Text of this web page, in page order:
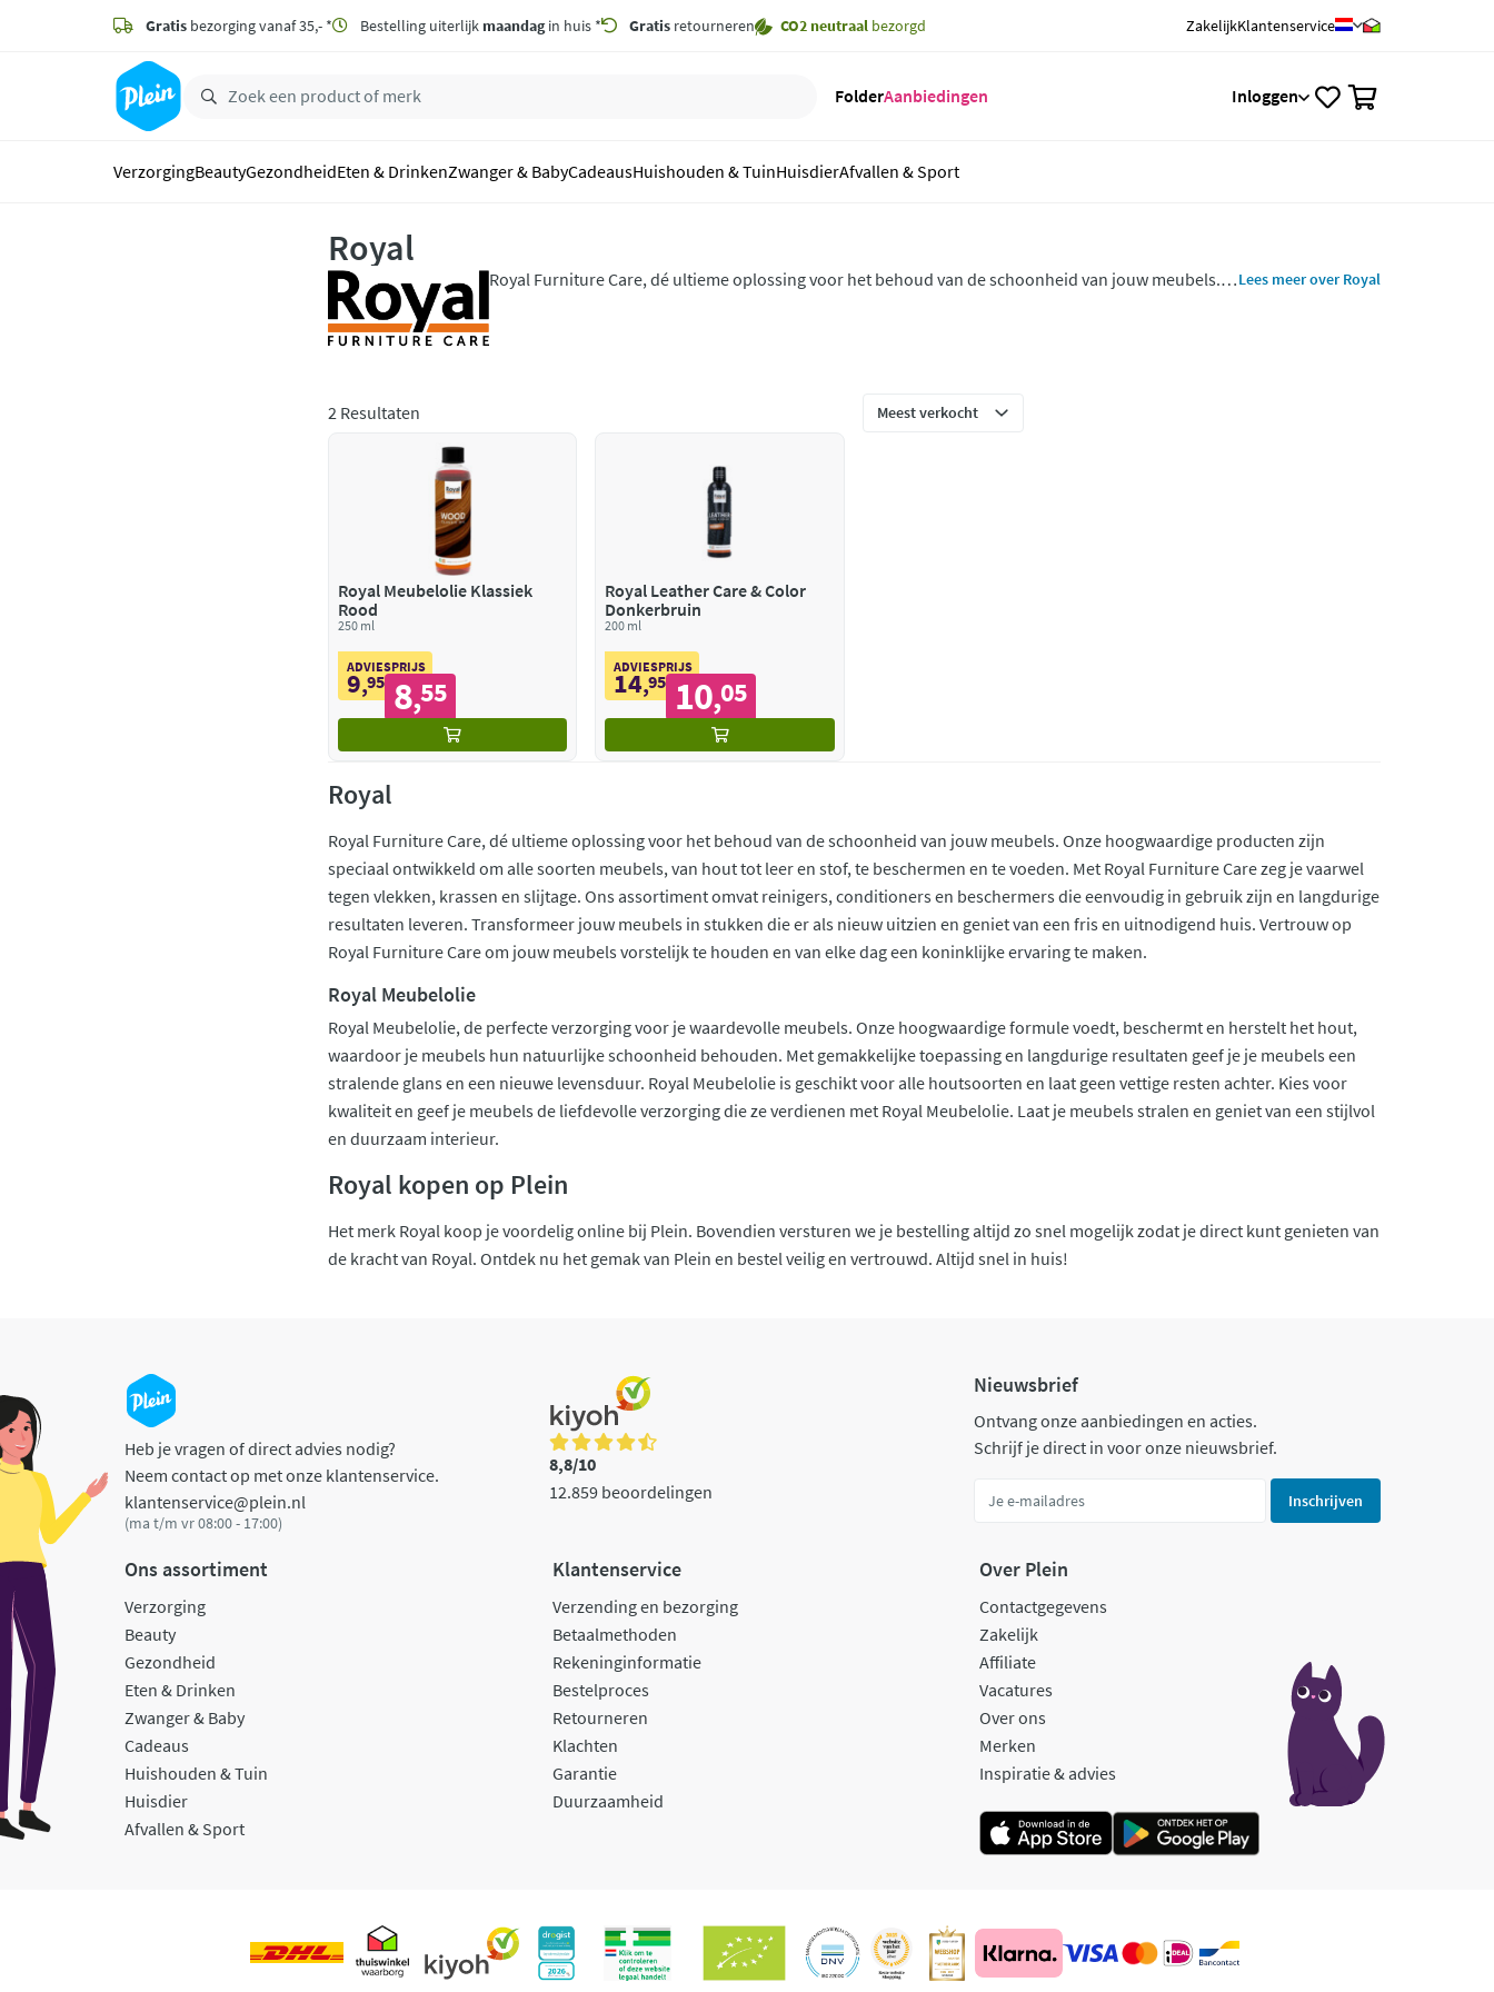
zoeken
hoofdinhoud
Gratis bezorging vanaf 35,- * Bestelling uiterlijk maandagin huis * Gratis retourneren CO2 neutraal bezorgd ZakelijkKlantenservice
FolderAanbiedingen Inloggen
VerzorgingBeautyGezondheidEten & DrinkenZwanger & BabyCadeausHuishouden & TuinHuisdierAfvallen & Sport
Royal
Royal Furniture Care, dé ultieme oplossing voor het behoud van de schoonheid van jouw meubels.
en stof, te beschermen en te voeden.
Lees meer over Royal
2 Resultaten
Royal Meubelolie Klassiek
Rood
250 ml
ADVIESPRIJS
9,95 8,55
Royal Leather Care & Color
Donkerbruin
200 ml
ADVIESPRIJS
14,95 10,05
Royal
Royal Furniture Care, dé ultieme oplossing voor het behoud van de schoonheid van jouw meubels. Onze hoogwaardige producten zijn
speciaal ontwikkeld om alle soorten meubels, van hout tot leer en stof, te beschermen en te voeden. Met Royal Furniture Care zeg je vaarwel
tegen vlekken, krassen en slijtage. Ons assortiment omvat reinigers, conditioners en beschermers die eenvoudig in gebruik zijn en langdurige
resultaten leveren. Transformeer jouw meubels in stukken die er als nieuw uitzien en geniet van een fris en uitnodigend huis. Vertrouw op
Royal Furniture Care om jouw meubels vorstelijk te houden en van elke dag een koninklijke ervaring te maken.
Royal Meubelolie
Royal Meubelolie, de perfecte verzorging voor je waardevolle meubels. Onze hoogwaardige formule voedt, beschermt en herstelt het hout,
waardoor je meubels hun natuurlijke schoonheid behouden. Met gemakkelijke toepassing en langdurige resultaten geef je je meubels een
stralende glans en een nieuwe levensduur. Royal Meubelolie is geschikt voor alle houtsoorten en laat geen vettige resten achter. Kies voor
kwaliteit en geef je meubels de liefdevolle verzorging die ze verdienen met Royal Meubelolie. Laat je meubels stralen en geniet van een stijlvol
en duurzaam interieur.
Royal kopen op Plein
Het merk Royal koop je voordelig online bij Plein. Bovendien versturen we je bestelling altijd zo snel mogelijk zodat je direct kunt genieten van
de kracht van Royal. Ontdek nu het gemak van Plein en bestel veilig en vertrouwd. Altijd snel in huis!
Heb je vragen of direct advies nodig?
Neem contact op met onze klantenservice.
klantenservice@plein.nl
(ma t/m vr 08:00 - 17:00)
8,8/10
12.859 beoordelingen
Nieuwsbrief
Ontvang onze aanbiedingen en acties.
Schrijf je direct in voor onze nieuwsbrief.
Inschrijven
Ons assortiment
Verzorging
Beauty
Gezondheid
Eten & Drinken
Zwanger & Baby
Cadeaus
Huishouden & Tuin
Huisdier
Afvallen & Sport
Klantenservice
Verzending en bezorging
Betaalmethoden
Rekeninginformatie
Bestelproces
Retourneren
Klachten
Garantie
Duurzaamheid
Over Plein
Contactgegevens
Zakelijk
Affiliate
Vacatures
Over ons
Merken
Inspiratie & advies